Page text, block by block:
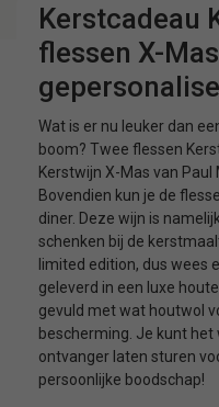
Kerstcadeau
flessen X-
Wat is er nu leuker dan
boom? Twee flessen
Kerstwijn X-Mas van
Bovendien kun je de
diner. Deze wijn is
schenken bij de
limited edition, dus wees
geleverd in een luxe
gevuld met wat houtwol
bescherming. Je kunt
ontvanger laten sturen
persoonlijke boodschap!